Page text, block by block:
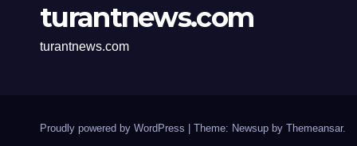
turantnews.com
turantnews.com
Proudly powered by WordPress Theme: Newsup by Themeansar.